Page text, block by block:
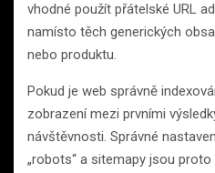
vhodné použít přátelské URL
namísto těch generických
nebo produktu.
Pokud je web správně
zobrazení mezi prvními
návštěvnosti. Správné
„robots“ a sitemapy jsou